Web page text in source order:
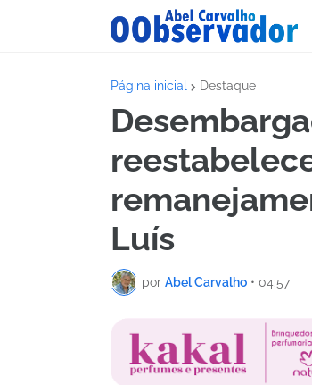
Página inicial Destaque
Luís
por Abel Carvalho • 04:57